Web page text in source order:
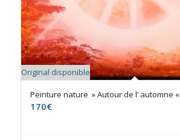
Original disponible
Peinture nature » Autour de l’ automne «
170€